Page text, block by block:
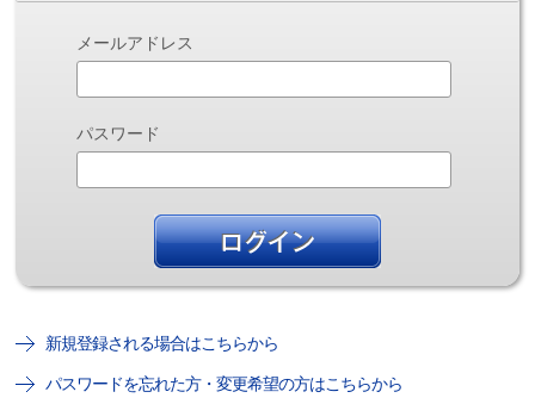
メールアドレス
パスワード
新規登録される場合はこちらから
パスワードを忘れた方・変更希望の方はこちらから